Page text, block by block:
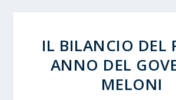
IL BILANCIO DEL
ANNO DEL
MELONI